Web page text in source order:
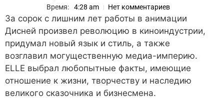
Killer Frequency Детектив про охоту маньяка на радиоведущего выйдет 1 июня на PC и консолях
Время:
4:28 am Нет комментариев
За сорок с лишним лет работы в анимации
Дисней произвел революцию в киноиндустрии,
придумал новый язык и стиль, а также
возглавил могущественную медиа-империю.
ELLE выбрал любопытные факты, имеющие
отношение к жизни, творчеству и наследию
великого сказочника и бизнесмена.